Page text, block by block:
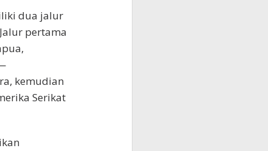
dua jalur
pertama
kemudian
Serikat